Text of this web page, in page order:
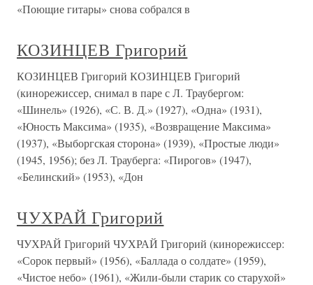
«Поющие гитары» снова собрался в
КОЗИНЦЕВ Григорий
КОЗИНЦЕВ Григорий КОЗИНЦЕВ Григорий
(кинорежиссер, снимал в паре с Л. Траубергом:
«Шинель» (1926), «С. В. Д.» (1927), «Одна» (1931),
«Юность Максима» (1935), «Возвращение Максима»
(1937), «Выборгская сторона» (1939), «Простые люди»
(1945, 1956); без Л. Трауберга: «Пирогов» (1947),
«Белинский» (1953), «Дон
ЧУХРАЙ Григорий
ЧУХРАЙ Григорий ЧУХРАЙ Григорий (кинорежиссер:
«Сорок первый» (1956), «Баллада о солдате» (1959),
«Чистое небо» (1961), «Жили-были старик со старухой»